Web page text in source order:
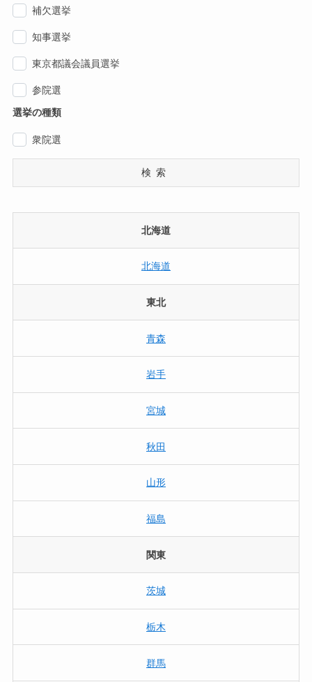
補欠選挙
知事選挙
東京都議会議員選挙
参院選
選挙の種類
衆院選
検索
北海道
北海道
東北
青森
岩手
宮城
秋田
山形
福島
関東
茨城
栃木
群馬